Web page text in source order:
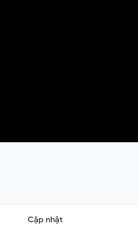
Cập nhật